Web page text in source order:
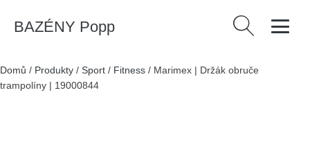
BAZÉNY Popp Vyhledávání
Domů / Produkty / Sport / Fitness / Marimex | Držák obruče
trampolíny | 19000844